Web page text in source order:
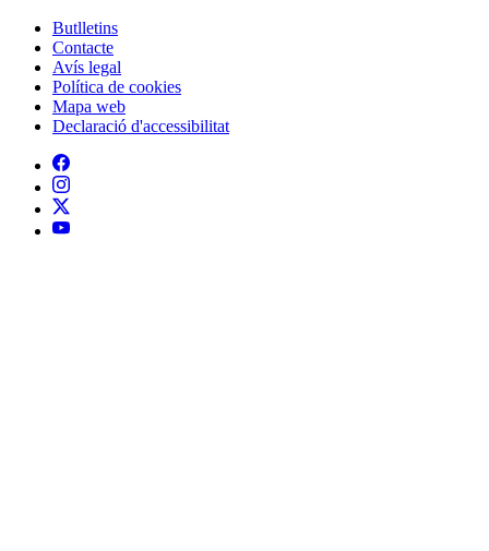
Peu
Butlletins
Contacte
Avís legal
Política de cookies
Mapa web
Declaració d'accessibilitat